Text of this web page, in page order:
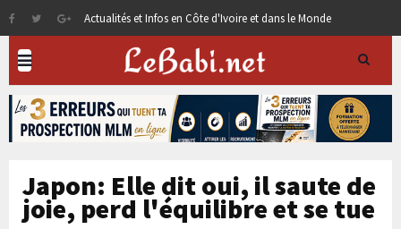
Actualités et Infos en Côte d'Ivoire et dans le Monde
Japon: Elle dit oui, il saute de
joie, perd l'équilibre et se tue